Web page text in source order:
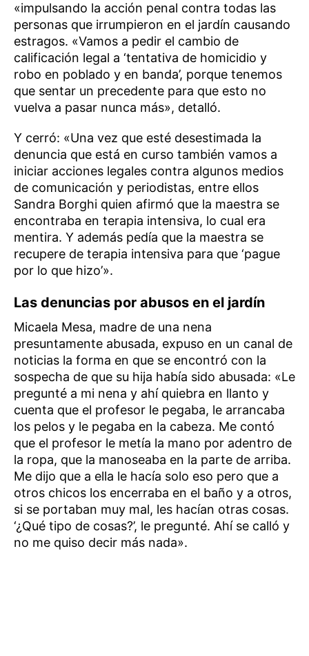
«impulsando la acción penal contra todas las
personas que irrumpieron en el jardín causando
estragos. «Vamos a pedir el cambio de
calificación legal a ‘tentativa de homicidio y
robo en poblado y en banda’, porque tenemos
que sentar un precedente para que esto no
vuelva a pasar nunca más», detalló.
Y cerró: «Una vez que esté desestimada la
denuncia que está en curso también vamos a
iniciar acciones legales contra algunos medios
de comunicación y periodistas, entre ellos
Sandra Borghi quien afirmó que la maestra se
encontraba en terapia intensiva, lo cual era
mentira. Y además pedía que la maestra se
recupere de terapia intensiva para que ‘pague
por lo que hizo’».
Las denuncias por abusos en el jardín
Micaela Mesa, madre de una nena
presuntamente abusada, expuso en un canal de
noticias la forma en que se encontró con la
sospecha de que su hija había sido abusada: «Le
pregunté a mi nena y ahí quiebra en llanto y
cuenta que el profesor le pegaba, le arrancaba
los pelos y le pegaba en la cabeza. Me contó
que el profesor le metía la mano por adentro de
la ropa, que la manoseaba en la parte de arriba.
Me dijo que a ella le hacía solo eso pero que a
otros chicos los encerraba en el baño y a otros,
si se portaban muy mal, les hacían otras cosas.
‘¿Qué tipo de cosas?’, le pregunté. Ahí se calló y
no me quiso decir más nada».